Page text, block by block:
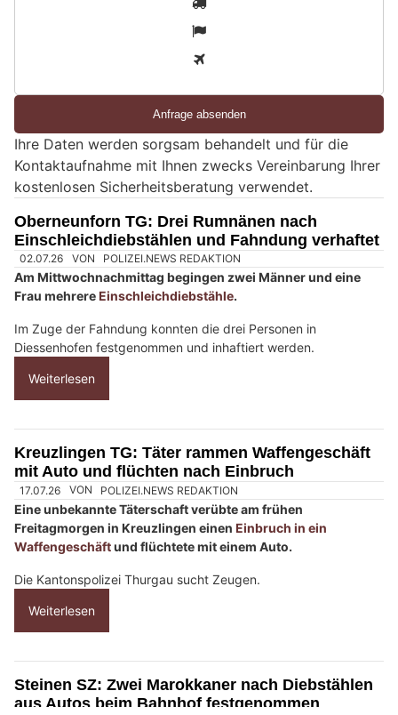
e
i
n
e
n
s
c
?
D
a
n
w
ä
h
l
e
n
S
i
e
b
i
t
t
Ihre Daten werden sorgsam behandelt und für die
Kontaktaufnahme mit Ihnen zwecks Vereinbarung Ihrer
kostenlosen Sicherheitsberatung verwendet.
Oberneunforn TG: Drei Rumnänen nach
Einschleichdiebstählen und Fahndung verhaftet
02.07.26 VON POLIZEI.NEWS REDAKTION
Am Mittwochnachmittag begingen zwei Männer und eine
Frau mehrereEinschleichdiebstähle.
Im Zuge der Fahndung konnten die drei Personen in
Kreuzlingen TG: Täter rammen Waffengeschäft